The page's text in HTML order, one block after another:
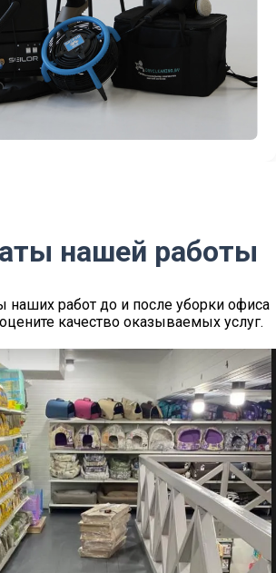
нашей работы
наших работ до и после уборки офиса
качество оказываемых услуг.